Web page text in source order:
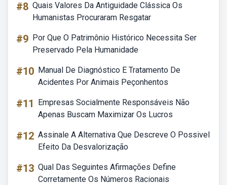
#8 Quais Valores Da Antiguidade Clássica Os
Humanistas Procuraram Resgatar
#9 Por Que O Patrimônio Histórico Necessita Ser
Preservado Pela Humanidade
#10 Manual De Diagnóstico E Tratamento De
Acidentes Por Animais Peçonhentos
#11
Empresas Socialmente Responsáveis Não
Apenas Buscam Maximizar Os Lucros
#12 Assinale A Alternativa Que Descreve O Possivel
Efeito Da Desvalorização
#13 Qual Das Seguintes Afirmações Define
Corretamente Os Números Racionais